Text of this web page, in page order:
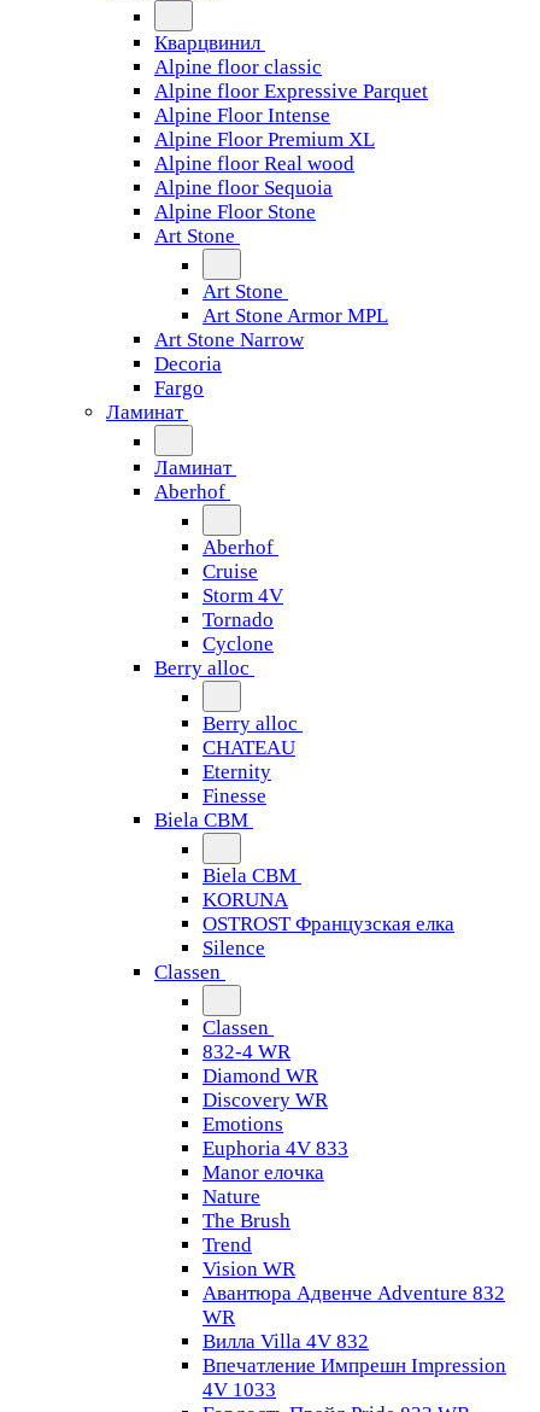
Кварцвинил
Alpine floor classic
Alpine floor Expressive Parquet
Alpine Floor Intense
Alpine Floor Premium XL
Alpine floor Real wood
Alpine floor Sequoia
Alpine Floor Stone
Art Stone
Art Stone
Art Stone Armor MPL
Art Stone Narrow
Decoria
Fargo
Ламинат
Ламинат
Aberhof
Aberhof
Cruise
Storm 4V
Tornado
Сyclone
Berry alloc
Berry alloc
CHATEAU
Eternity
Finesse
Biela CBM
Biela CBM
KORUNA
OSTROST Французская елка
Silence
Classen
Classen
832-4 WR
Diamond WR
Discovery WR
Emotions
Euphoria 4V 833
Manor елочка
Nature
The Brush
Trend
Vision WR
Авантюра Адвенче Adventure 832
WR
Вилла Villa 4V 832
Впечатление Импрешн Impression
4V 1033